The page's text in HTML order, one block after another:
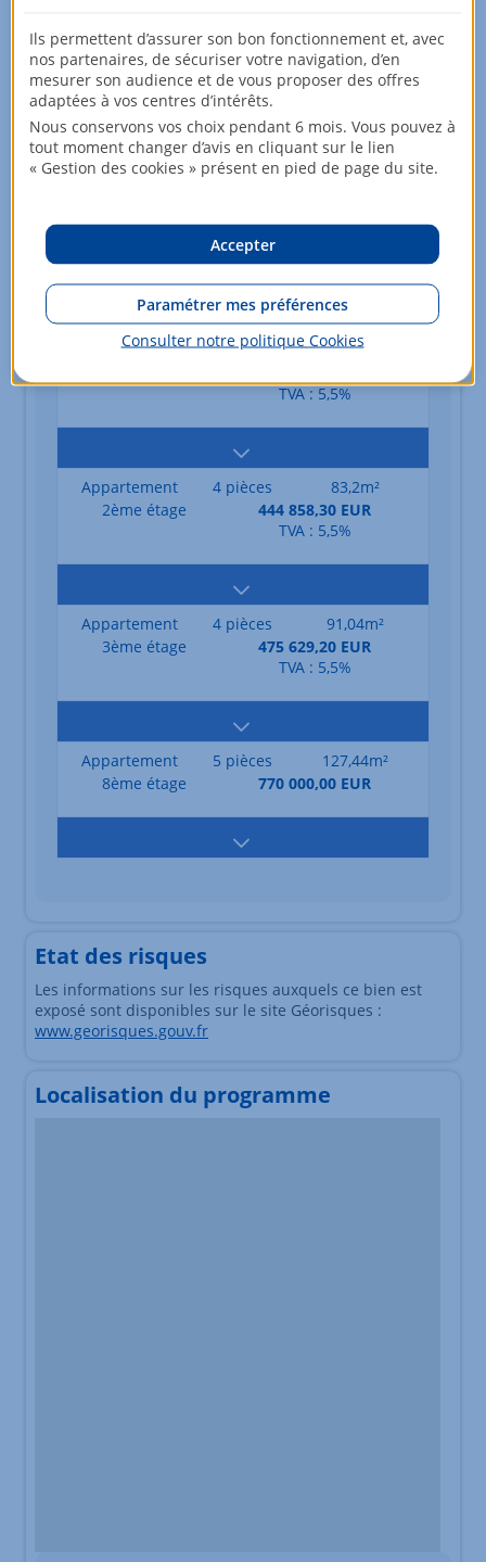
Appartement 4 pièces
83,11m²
4ème étage
452 770,80 EUR
TVA : 5,5%
Appartement 4 pièces
83,2m²
TVA : 5,5%
Appartement 4 pièces
83,2m²
2ème étage
444 858,30 EUR
TVA : 5,5%
Appartement 4 pièces
91,04m²
3ème étage
475 629,20 EUR
TVA : 5,5%
Appartement 5 pièces
127,44m²
8ème étage
770 000,00 EUR
Etat des risques
Les informations sur les risques auxquels ce bien est
exposé sont disponibles sur le site Géorisques :
www.georisques.gouv.fr
Localisation du programme
Ils permettent d’assurer son bon fonctionnement et, avec
nos partenaires, de sécuriser votre navigation, d’en
mesurer son audience et de vous proposer des offres
adaptées à vos centres d’intérêts.
Nous conservons vos choix pendant 6 mois. Vous pouvez à
tout moment changer d’avis en cliquant sur le lien
« Gestion des cookies » présent en pied de page du site.
Accepter
Paramétrer mes préférences
Consulter notre politique Cookies